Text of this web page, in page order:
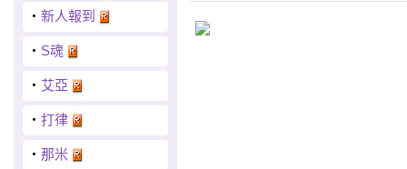
‧ 新人報到
‧ S魂
‧ 艾亞
‧ 打律
‧ 那米